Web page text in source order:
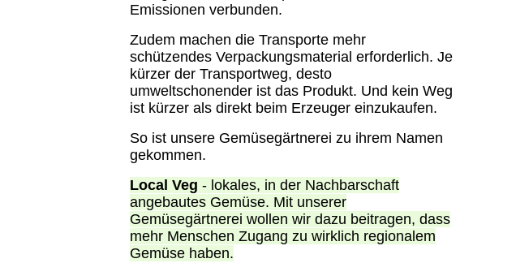
Emissionen verbunden.
Zudem machen die Transporte mehr
schützendes Verpackungsmaterial erforderlich. Je
kürzer der Transportweg, desto
umweltschonender ist das Produkt. Und kein Weg
ist kürzer als direkt beim Erzeuger einzukaufen.
So ist unsere Gemüsegärtnerei zu ihrem Namen
gekommen.
Local Veg - lokales, in der Nachbarschaft
angebautes Gemüse. Mit unserer
Gemüsegärtnerei wollen wir dazu beitragen, dass
mehr Menschen Zugang zu wirklich regionalem
Gemüse haben.